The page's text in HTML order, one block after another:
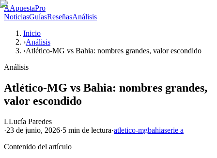
AApuestaPro
NoticiasGuíasReseñasAnálisis
Inicio
›Análisis
›Atlético-MG vs Bahia: nombres grandes, valor escondido
Análisis
Atlético-MG vs Bahia: nombres grandes,
valor escondido
LLucía Paredes
·23 de junio, 2026·5 min de lectura·atletico-mgbahiaserie a
Contenido del artículo